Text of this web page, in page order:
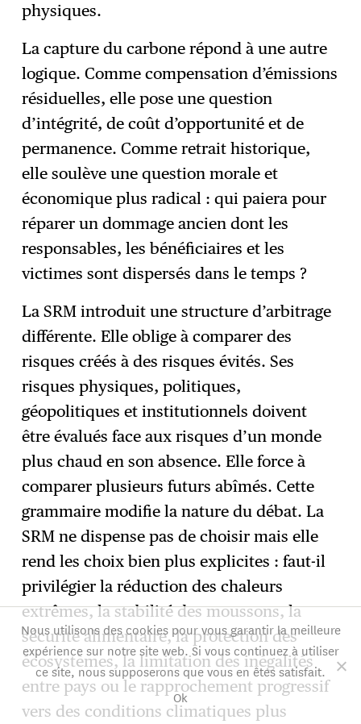
physiques.
La capture du carbone répond à une autre
logique. Comme compensation d’émissions
résiduelles, elle pose une question
d’intégrité, de coût d’opportunité et de
permanence. Comme retrait historique,
elle soulève une question morale et
économique plus radical : qui paiera pour
réparer un dommage ancien dont les
responsables, les bénéficiaires et les
victimes sont dispersés dans le temps ?
La SRM introduit une structure d’arbitrage
différente. Elle oblige à comparer des
risques créés à des risques évités. Ses
risques physiques, politiques,
géopolitiques et institutionnels doivent
être évalués face aux risques d’un monde
plus chaud en son absence. Elle force à
comparer plusieurs futurs abîmés. Cette
grammaire modifie la nature du débat. La
SRM ne dispense pas de choisir mais elle
rend les choix bien plus explicites : faut-il
privilégier la réduction des chaleurs
extrêmes, la stabilité des moussons, la
sécurité alimentaire, la protection des
écosystèmes, la limitation des inégalités
entre pays ou le rapprochement progressif
vers des conditions climatiques plus
Nous utilisons des cookies pour vous garantir la meilleure
expérience sur notre site web. Si vous continuez à utiliser
ce site, nous supposerons que vous en êtes satisfait.
Ok